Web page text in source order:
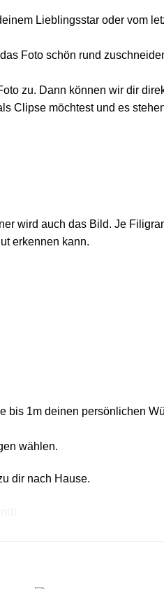
Lieblingsstar oder vom
Foto schön rund
zu. Dann können wir dir
Clipse möchtest und es
wird auch das Bild. Je
erkennen kann.
bis 1m deinen persönlichen
wählen.
dir nach Hause.